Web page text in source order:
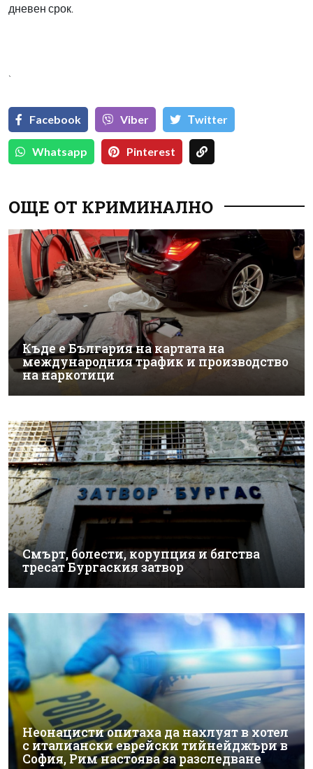
дневен срок.
`
Facebook Viber Тwitter
Whatsapp Pinterest
ОЩЕ ОТ КРИМИНАЛНО
Къде е България на картата на
международния трафик и производство
на наркотици
Смърт, болести, корупция и бягства
тресат Бургаския затвор
Неонацисти опитаха да нахлуят в хотел
с италиански еврейски тийнейджъри в
София, Рим настоява за разследване